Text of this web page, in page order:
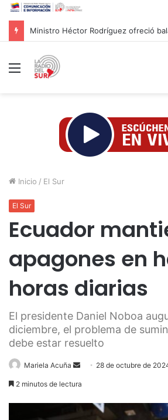
Menú
Inicio / El Sur
El Sur
Ecuador
apagones en
horas diarias
El presidente Daniel Noboa
diciembre, el problema de
debe estar resuelto
Mariela Acuña
Send 28 de octubre de
2 minutos de lectura